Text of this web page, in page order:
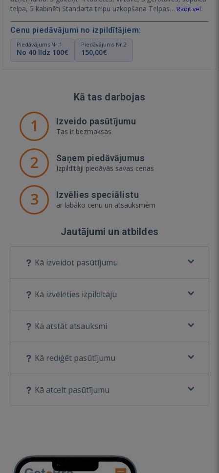
telpa, 5 kabinēti Standarta telpu uzkopšana Telpas… Rādīt vēl
Cenu piedāvājumi no izpildītājiem:
Piedāvājums Nr.1
No 40 līdz 100€
Piedāvājums Nr.2
150,00€
Kā tas darbojas
1 Izveido pasūtījumu
Tas ir bezmaksas
2 Saņem piedāvājumus
Izpildītāji piedāvās savas cenas
3 Izvēlies speciālistu
ar labāko cenu un atsauksmēm
Jautājumi un atbildes
Kā izveidot pasūtījumu
Kā izvēlēties izpildītāju
Kā atstāt atsauksmi
Kā rediģēt pasūtījumu
Kā atcelt pasūtījumu